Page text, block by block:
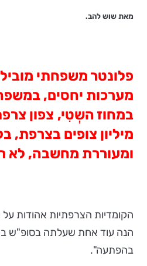
מאת שוש להב.
פלונטר משפחתי
מערכות יחסים,
במחוז השְטִי, צפון
מיליון צופים בצרפת,
ומעוררת מחשבה, לא
הקומדיות הצרפתיות אהודות
הנה עוד אחת שעלתה בסופ"ש
בהפתעה".